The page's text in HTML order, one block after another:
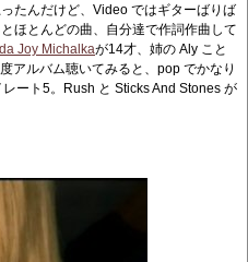
たんだけど、Video ではギターばりば
ほとんどの曲、自分達で作詞作曲して
Joy Michalkaが14才、姉の Aly こと
アルバム聴いてみると、pop でかなり
ート5。Rush と Sticks And Stones が